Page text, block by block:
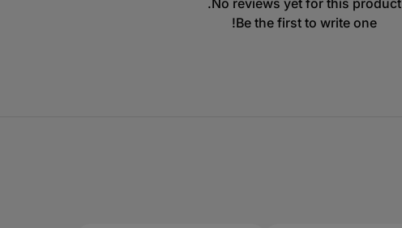
No reviews yet for this product.
Be the first to write one!